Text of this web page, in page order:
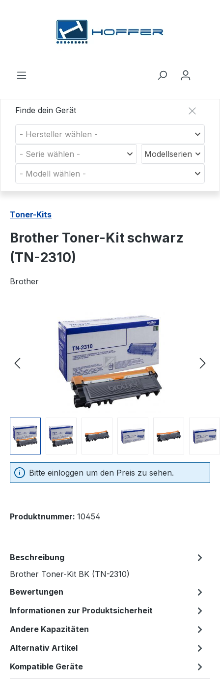
Finde dein Gerät
- Hersteller wählen -
- Serie wählen -
Modellserien
- Modell wählen -
Toner-Kits
Brother Toner-Kit schwarz
(TN-2310)
Brother
Bitte einloggen um den Preis zu sehen.
Produktnummer: 10454
Beschreibung
Brother Toner-Kit BK (TN-2310)
Bewertungen
Informationen zur Produktsicherheit
Andere Kapazitäten
Alternativ Artikel
Kompatible Geräte